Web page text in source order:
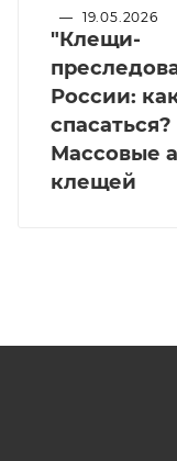
— 19.05.2026
"Клещи-
России:
спасаться?
Массовые
клещей